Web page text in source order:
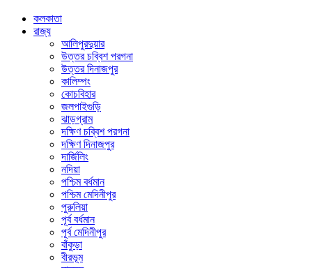
কলকাতা
রাজ্য
আলিপুরদুয়ার
উত্তর চব্বিশ পরগনা
উত্তর দিনাজপুর
কালিম্পং
কোচবিহার
জলপাইগুড়ি
ঝাড়গ্রাম
দক্ষিণ চব্বিশ পরগনা
দক্ষিণ দিনাজপুর
দার্জিলিং
নদিয়া
পশ্চিম বর্ধমান
পশ্চিম মেদিনীপুর
পুরুলিয়া
পূর্ব বর্ধমান
পূর্ব মেদিনীপুর
বাঁকুড়া
বীরভূম